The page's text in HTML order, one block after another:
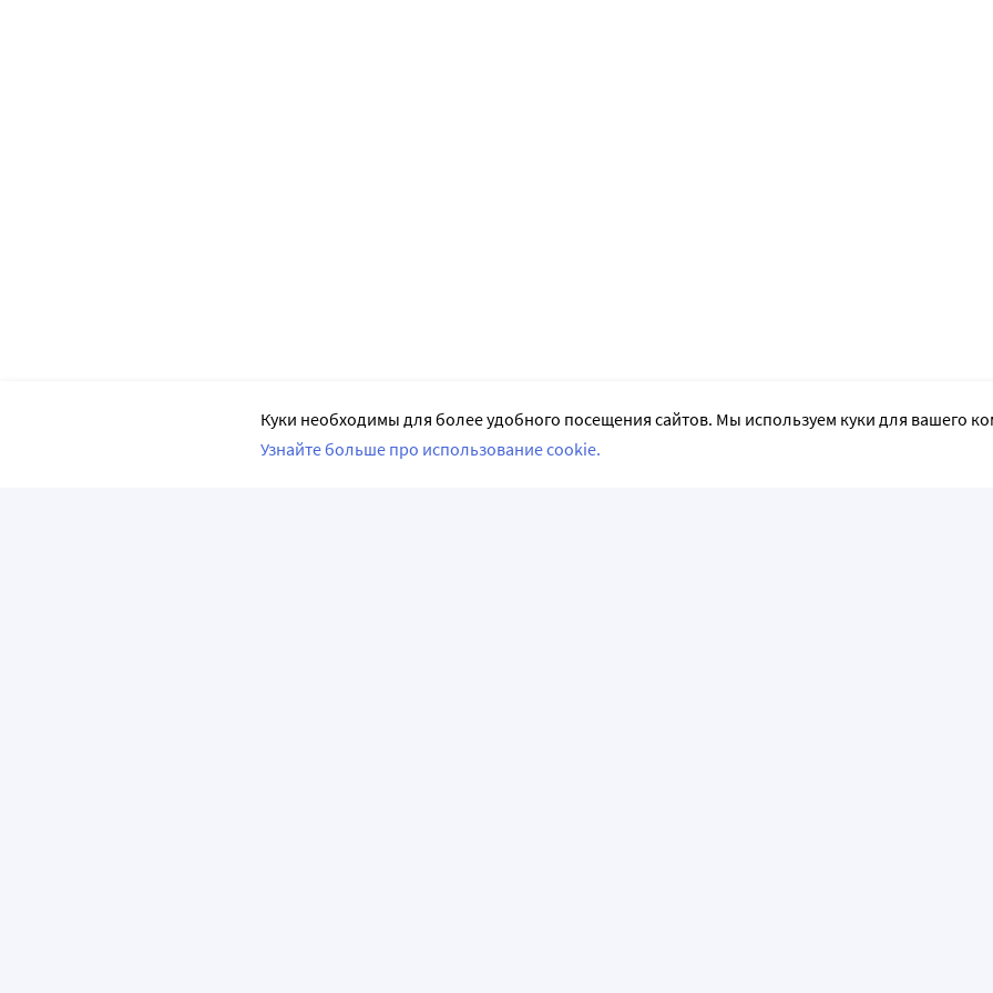
Куки необходимы для более удобного посещения сайтов. Мы используем куки для вашего
Узнайте больше про использование cookie.